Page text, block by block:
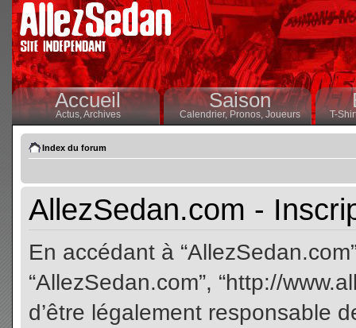
Accueil
Actus,Archives
Saison
Calendrier,Pronos, Joueurs T-
Index du forum
AllezSedan.com -
En accédant à
“AllezSedan.com”, “http://
d’être légalement responsable